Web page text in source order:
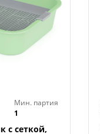
Мин. партия
1
с сеткой,